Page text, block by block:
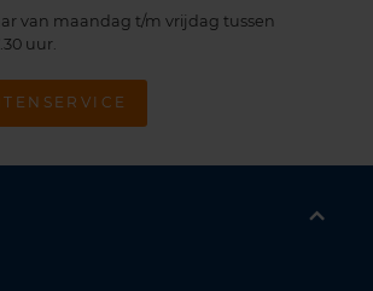
van maandag t/m vrijdag tussen
uur.